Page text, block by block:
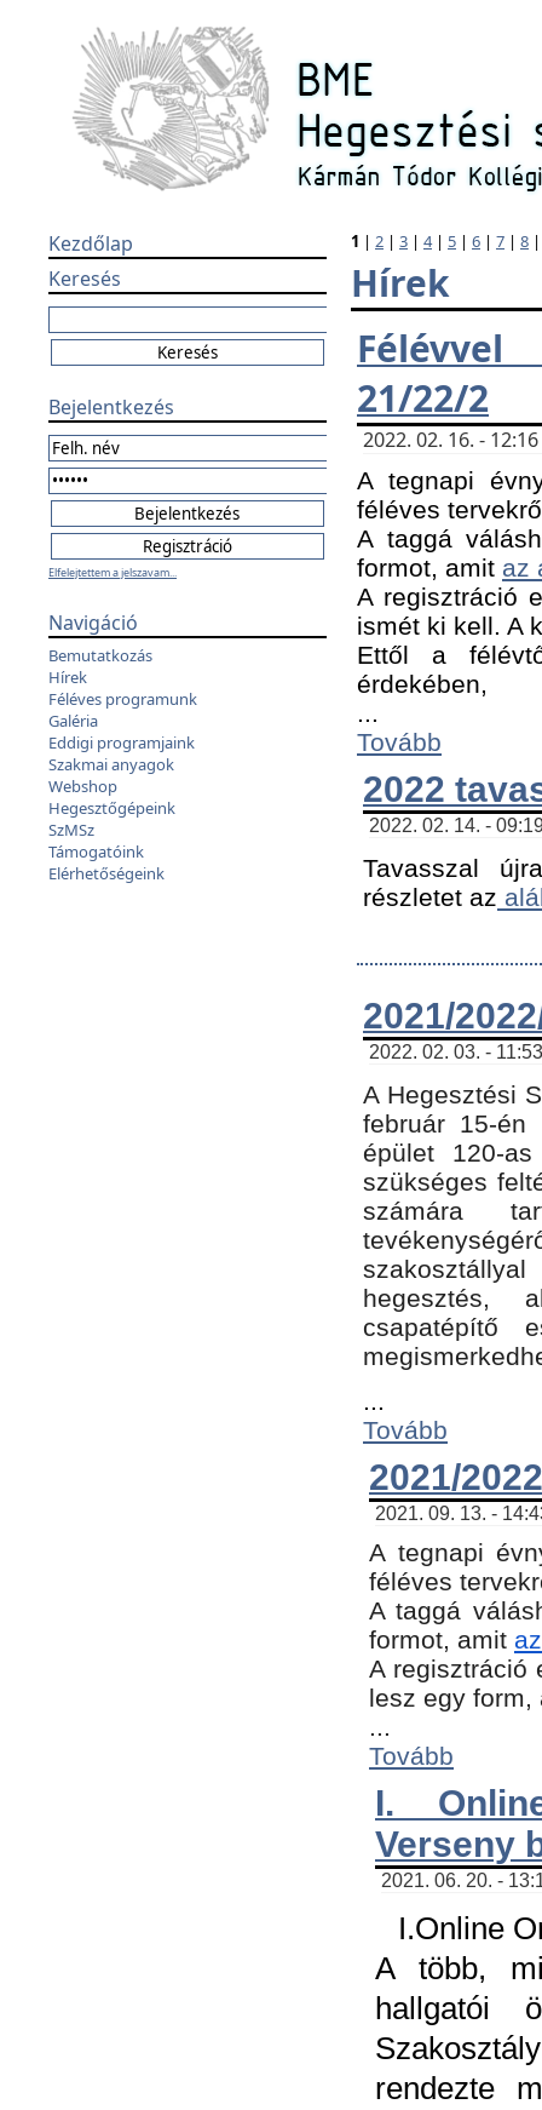
Kezdőlap
Keresés
Bejelentkezés
Elfelejtettem a jelszavam...
Navigáció
Bemutatkozás
Hírek
Féléves programunk
Galéria
Eddigi programjaink
Szakmai anyagok
Webshop
Hegesztőgépeink
SzMSz
Támogatóink
Elérhetőségeink
1 | 2 | 3 | 4| 5 | 6 | 7 | 8
Hírek
21/22/2
2022. 02. 16. -
A tegnapi
féléves
A taggá
formot, amit az
A regisztráció
ismét ki kell. A
Ettől a
érdekében,
...
Tovább
2022
2022. 02. 14. -
Tavasszal
részletet az
2021/
2022. 02. 03. -
A Hegesztési
február 15-
épület 120-
szükséges
számára
hegesztés,
csapatépítő
...
Tovább
2021/
2021. 09. 13. -
A tegnapi
féléves
A taggá
formot, amit
A regisztráció
lesz egy
...
Tovább
I.
Verseny
2021. 06. 20. -
I.Online
A több,
hallgatói
rendezte